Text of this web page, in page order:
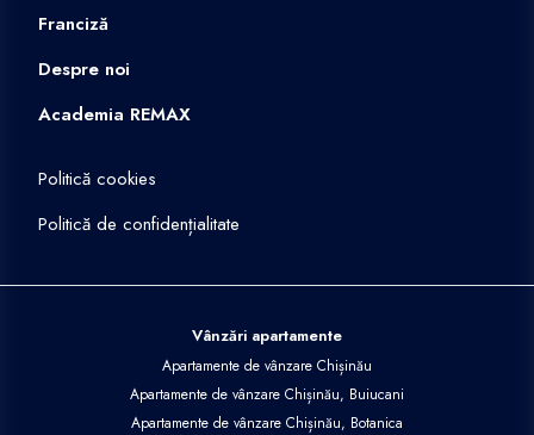
Franciză
Despre noi
Academia REMAX
Politică cookies
Politică de confidențialitate
Vânzări apartamente
Apartamente de vânzare Chișinău
Apartamente de vânzare Chișinău, Buiucani
Apartamente de vânzare Chișinău, Botanica